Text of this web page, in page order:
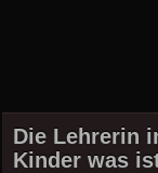
Die Lehrerin
Kinder was